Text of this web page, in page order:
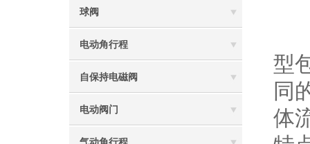
球阀
电动角行程
自保持电磁阀
电动阀门
型
同
体